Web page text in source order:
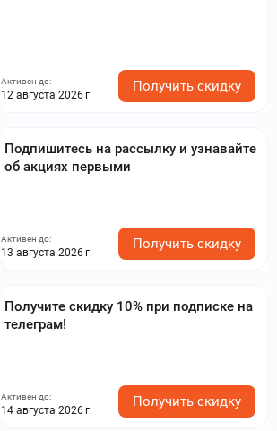
Активен до:
12 августа 2026 г.
Получить скидку
Подпишитесь на рассылку и узнавайте
об акциях первыми
Активен до:
13 августа 2026 г.
Получить скидку
Получите скидку 10% при подписке на
телеграм!
Активен до:
14 августа 2026 г.
Получить скидку